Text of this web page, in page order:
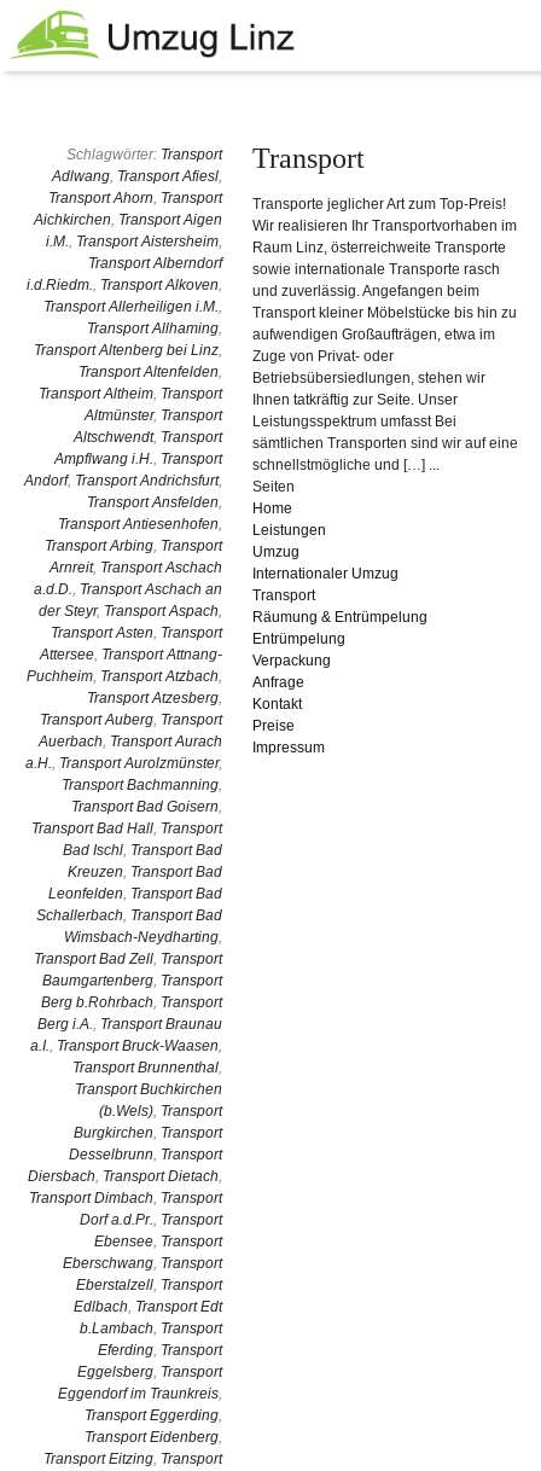
Schlagwörter: Transport
Adlwang, Transport Afiesl,
Transport Ahorn, Transport
Aichkirchen, Transport Aigen
i.M., Transport Aistersheim,
Transport Alberndorf
i.d.Riedm., Transport Alkoven,
Transport Allerheiligen i.M.,
Transport Allhaming,
Transport Altenberg bei Linz,
Transport Altenfelden,
Transport Altheim, Transport
Altmünster, Transport
Altschwendt, Transport
Ampflwang i.H., Transport
Andorf, Transport Andrichsfurt,
Transport Ansfelden,
Transport Antiesenhofen,
Transport Arbing, Transport
Arnreit, Transport Aschach
a.d.D., Transport Aschach an
der Steyr, Transport Aspach,
Transport Asten, Transport
Attersee, Transport Attnang-
Puchheim, Transport Atzbach,
Transport Atzesberg,
Transport Auberg, Transport
Auerbach, Transport Aurach
a.H., Transport Aurolzmünster,
Transport Bachmanning,
Transport Bad Goisern,
Transport Bad Hall, Transport
Bad Ischl, Transport Bad
Kreuzen, Transport Bad
Leonfelden, Transport Bad
Schallerbach, Transport Bad
Wimsbach-Neydharting,
Transport Bad Zell, Transport
Baumgartenberg, Transport
Berg b.Rohrbach, Transport
Berg i.A., Transport Braunau
a.I., Transport Bruck-Waasen,
Transport Brunnenthal,
Transport Buchkirchen
(b.Wels), Transport
Burgkirchen, Transport
Desselbrunn, Transport
Diersbach, Transport Dietach,
Transport Dimbach, Transport
Dorf a.d.Pr., Transport
Ebensee, Transport
Eberschwang, Transport
Eberstalzell, Transport
Edlbach, Transport Edt
b.Lambach, Transport
Eferding, Transport
Eggelsberg, Transport
Eggendorf im Traunkreis,
Transport Eggerding,
Transport Eidenberg,
Transport Eitzing, Transport
Transport
Transporte jeglicher Art zum Top-Preis!
Wir realisieren Ihr Transportvorhaben im
Raum Linz, österreichweite Transporte
sowie internationale Transporte rasch
und zuverlässig. Angefangen beim
Transport kleiner Möbelstücke bis hin zu
aufwendigen Großaufträgen, etwa im
Zuge von Privat- oder
Betriebsübersiedlungen, stehen wir
Ihnen tatkräftig zur Seite. Unser
Leistungsspektrum umfasst Bei
sämtlichen Transporten sind wir auf eine
schnellstmögliche und […] ...
Seiten
Home
Leistungen
Umzug
Internationaler Umzug
Transport
Räumung & Entrümpelung
Entrümpelung
Verpackung
Anfrage
Kontakt
Preise
Impressum